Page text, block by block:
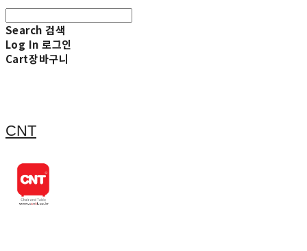
Search 검색
Log In 로그인
Cart장바구니
CNT